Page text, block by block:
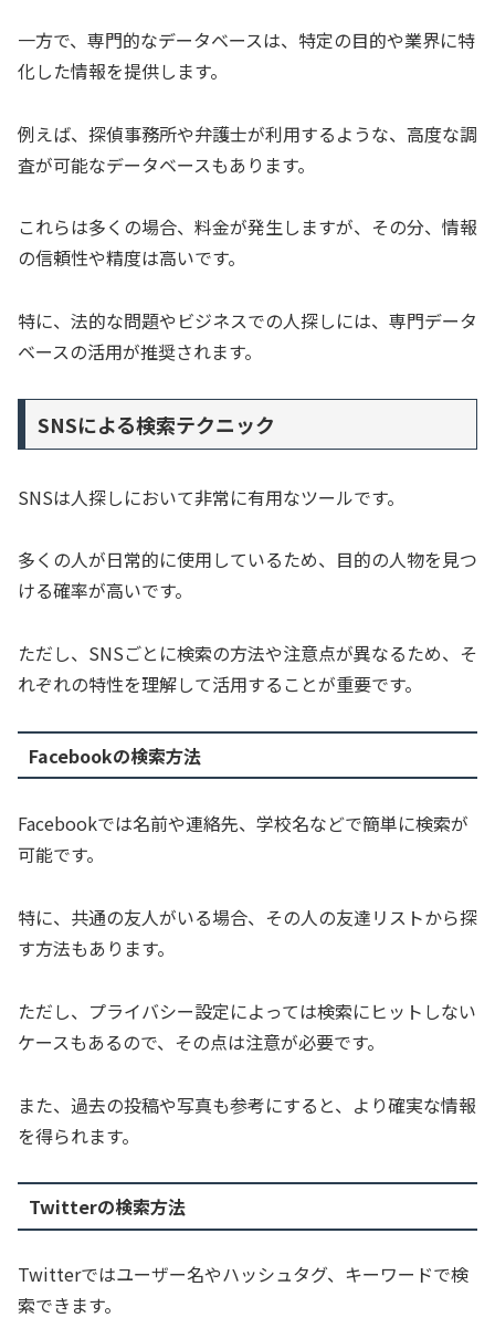
一方で、専門的なデータベースは、特定の目的や業界に特
化した情報を提供します。
例えば、探偵事務所や弁護士が利用するような、高度な調
査が可能なデータベースもあります。
これらは多くの場合、料金が発生しますが、その分、情報
の信頼性や精度は高いです。
特に、法的な問題やビジネスでの人探しには、専門データ
ベースの活用が推奨されます。
SNSによる検索テクニック
SNSは人探しにおいて非常に有用なツールです。
多くの人が日常的に使用しているため、目的の人物を見つ
ける確率が高いです。
ただし、SNSごとに検索の方法や注意点が異なるため、そ
れぞれの特性を理解して活用することが重要です。
Facebookの検索方法
Facebookでは名前や連絡先、学校名などで簡単に検索が
可能です。
特に、共通の友人がいる場合、その人の友達リストから探
す方法もあります。
ただし、プライバシー設定によっては検索にヒットしない
ケースもあるので、その点は注意が必要です。
また、過去の投稿や写真も参考にすると、より確実な情報
を得られます。
Twitterの検索方法
Twitterではユーザー名やハッシュタグ、キーワードで検
索できます。